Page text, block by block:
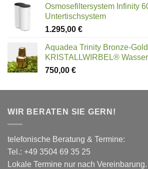
Osmosefiltersystem Infinity
Untertischsystem
1.295,00 €
Aquadea Trinity Bronze-Gold |
KRISTALLWIRBEL®
750,00 €
WIR BERATEN SIE GERN!
telefonische Beratung & Termine:
Tel.: +49 3504 69 35 25
Lokale Termine nur nach Vereinbarung.